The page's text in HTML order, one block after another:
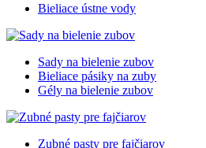
Bieliace ústne vody
Sady na bielenie zubov
Bieliace pásiky na zuby
Gély na bielenie zubov
Zubné pasty pre fajčiarov